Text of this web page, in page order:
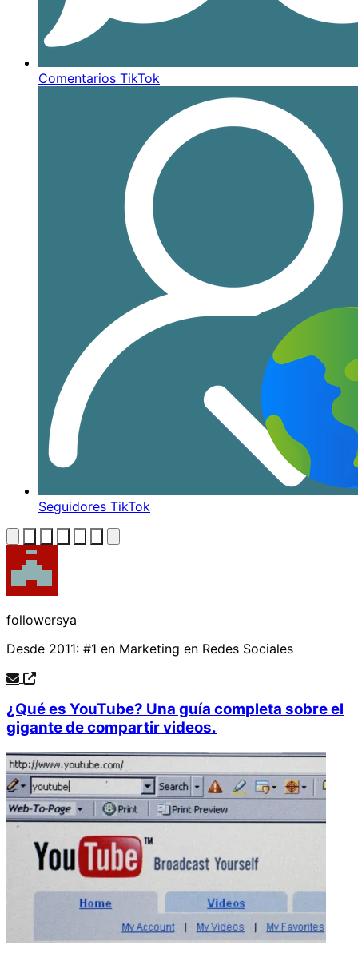
Comentarios TikTok
Seguidores TikTok
Whatsapp
Telegram
Facebook
TwitterLinkedin
PinterestEnvelope
followersya
Desde 2011: #1 en Marketing en Redes Sociales
Contacto
Visita
Publicaciones destacadas
¿Qué es YouTube? Una guía completa sobre el
gigante de compartir videos.